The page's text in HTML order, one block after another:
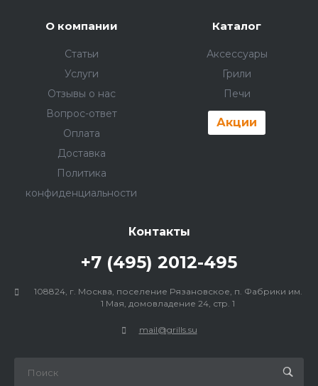
О компании
Статьи
Услуги
Отзывы о нас
Вопрос-ответ
Оплата
Доставка
Политика
конфиденциальности
Каталог
Аксессуары
Грили
Печи
Акции
Контакты
+7 (495) 2012-495
108824, г. Москва, поселение Рязановское, п. Фабрики им.
1 Мая, домовладение 24, стр. 1
mail@grills.su